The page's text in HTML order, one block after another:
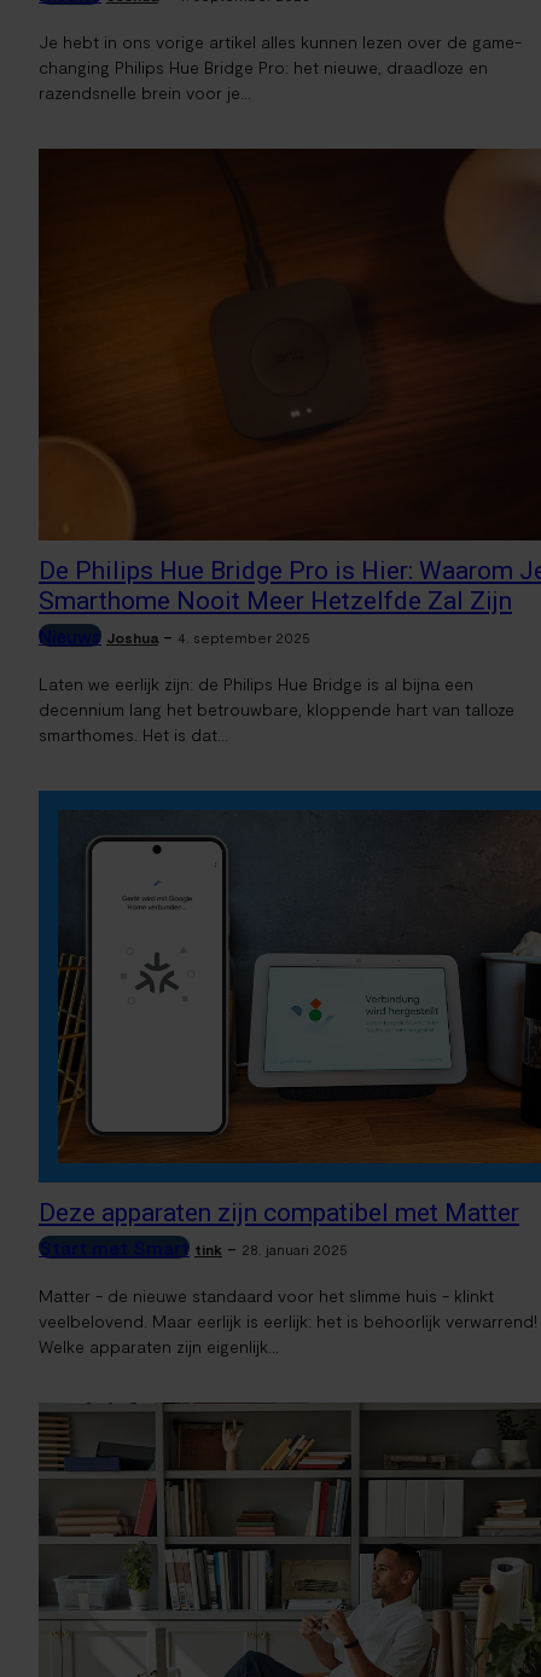
Je hebt in ons vorige artikel alles kunnen lezen over de game-
changing Philips Hue Bridge Pro: het nieuwe, draadloze en
razendsnelle brein voor je...
De Philips Hue Bridge Pro is Hier: Waarom
Smarthome Nooit Meer Hetzelfde Zal Zijn
Nieuws Joshua - 4. september 2025
Laten we eerlijk zijn: de Philips Hue Bridge is al bijna een
decennium lang het betrouwbare, kloppende hart van talloze
smarthomes. Het is dat...
Deze apparaten zijn compatibel met Matter
Start met Smart tink - 28. januari 2025
Matter - de nieuwe standaard voor het slimme huis - klinkt
veelbelovend. Maar eerlijk is eerlijk: het is behoorlijk verwarrend!
Welke apparaten zijn eigenlijk...